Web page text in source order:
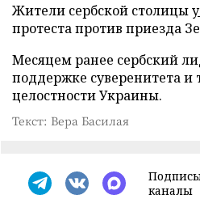
Жители сербской столицы
протеста против приезда
Месяцем ранее сербский
поддержке суверенитета и
целостности Украины.
Текст: Вера Басилая
каналы